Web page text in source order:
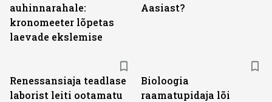
auhinnarahale:
kronomeeter lõpetas
laevade ekslemise
Aasiast?
Renessansiaja teadlase
laborist leiti ootamatu
Bioloogia
raamatupidaja lõi